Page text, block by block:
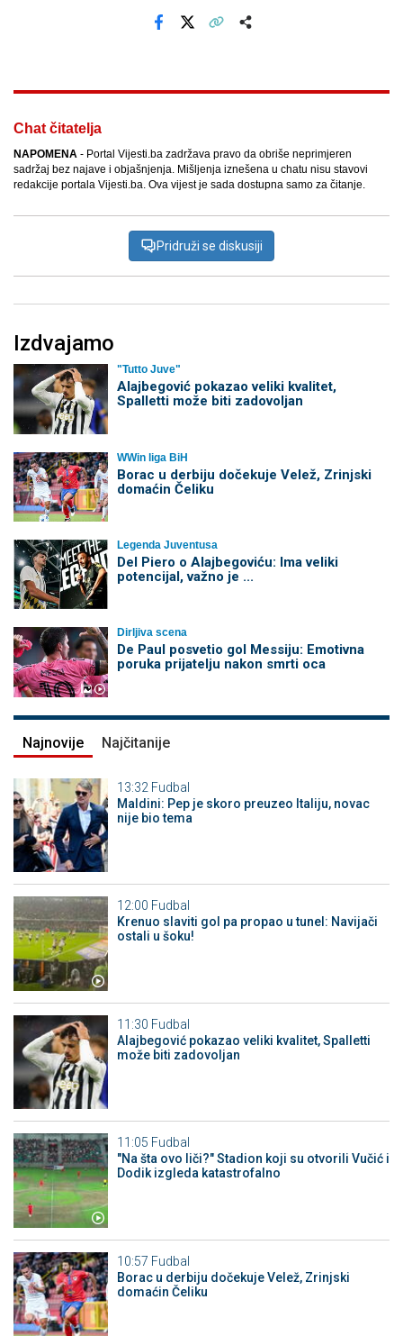
Chat čitatelja
NAPOMENA - Portal Vijesti.ba zadržava pravo da obriše neprimjeren
sadržaj bez najave i objašnjenja. Mišljenja iznešena u chatu nisu stavovi
redakcije portala Vijesti.ba. Ova vijest je sada dostupna samo za čitanje.
Pridruži se diskusiji
Izdvajamo
"Tutto Juve"
Alajbegović pokazao veliki kvalitet,
Spalletti može biti zadovoljan
WWin liga BiH
Borac u derbiju dočekuje Velež, Zrinjski
domaćin Čeliku
Legenda Juventusa
Del Piero o Alajbegoviću: Ima veliki
potencijal, važno je ...
Dirljiva scena
De Paul posvetio gol Messiju: Emotivna
poruka prijatelju nakon smrti oca
Najnovije Najčitanije
13:32 Fudbal
Maldini: Pep je skoro preuzeo Italiju, novac
nije bio tema
12:00 Fudbal
Krenuo slaviti gol pa propao u tunel: Navijači
ostali u šoku!
11:30 Fudbal
Alajbegović pokazao veliki kvalitet, Spalletti
može biti zadovoljan
11:05 Fudbal
"Na šta ovo liči?" Stadion koji su otvorili Vučić i
Dodik izgleda katastrofalno
10:57 Fudbal
Borac u derbiju dočekuje Velež, Zrinjski
domaćin Čeliku